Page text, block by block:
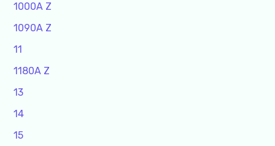
1000A Z
1090A Z
11
1180A Z
13
14
15